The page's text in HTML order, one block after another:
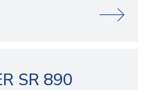
SR 890